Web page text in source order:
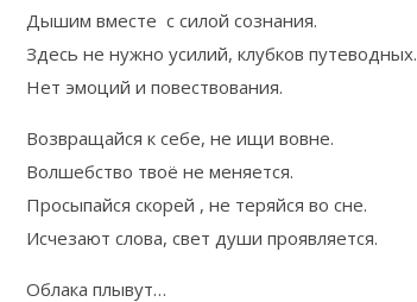
Дышим вместе с силой сознания.
Здесь не нужно усилий, клубков путеводных.
Нет эмоций и повествования.
Возвращайся к себе, не ищи вовне.
Волшебство твоё не меняется.
Просыпайся скорей , не теряйся во сне.
Исчезают слова, свет души проявляется.
Облака плывут…